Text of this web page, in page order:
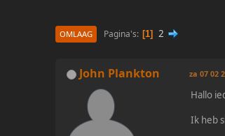
OMLAAG Pagina's 1 2
John Plankton za 07 02
Hallo
Ik heb